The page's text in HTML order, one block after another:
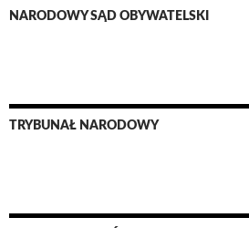
NARODOWY SĄD OBYWATELSKI
TRYBUNAŁ NARODOWY